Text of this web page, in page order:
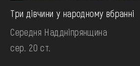
Три дівчини у народному вбранні
Середня Наддніпрянщина
сер. 20 ст.